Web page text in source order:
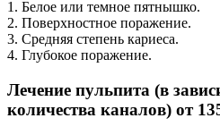
1. Белое или темное пятнышко.
2. Поверхностное поражение.
3. Средняя степень кариеса.
4. Глубокое поражение.
Лечение пульпита (в
количества каналов) от